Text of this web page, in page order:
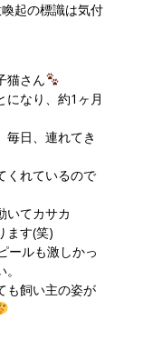
起の標識は気付
猫さん
になり、約1ヶ月
毎日、連れてき
くれているので
いてカサカ
ます(笑)
ールも激しかっ
も飼い主の姿が